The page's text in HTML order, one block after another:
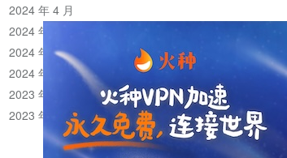
2024 年 4 月
2024 年 3 月
2024 年 2 月
2024 年 1 月
2023 年 12 月
2023 年 11 月